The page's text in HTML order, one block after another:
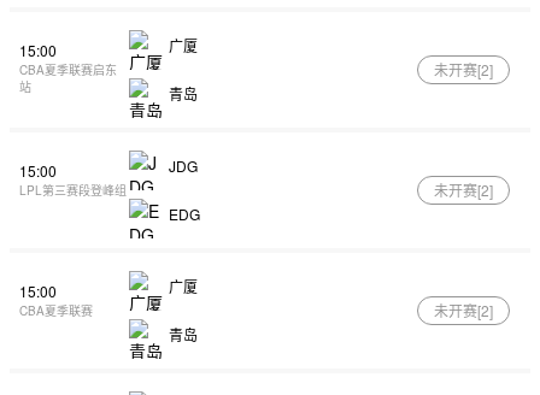
15:00
CBA夏季联赛启东
站
广厦
青岛
未开赛[2]
15:00
LPL第三赛段登峰组
JDG
EDG
未开赛[2]
15:00
CBA夏季联赛
广厦
青岛
未开赛[2]